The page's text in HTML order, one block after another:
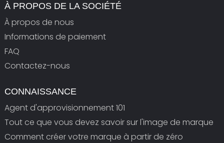
À PROPOS DE LA SOCIÉTÉ
À propos de nous
Informations de paiement
FAQ
Contactez-nous
CONNAISSANCE
Agent d'approvisionnement 101
Tout ce que vous devez savoir sur l'image de marque
Comment créer votre marque à partir de zéro